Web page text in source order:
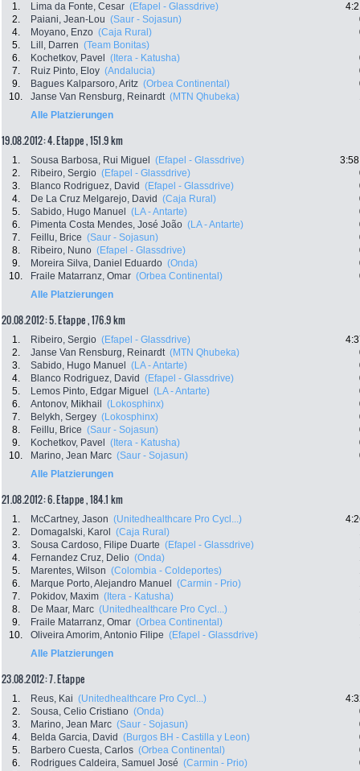
1. Lima da Fonte, Cesar (Efapel - Glassdrive)
2.
Paiani, Jean-Lou (Saur - Sojasun)
4.
Moyano, Enzo (Caja Rural)
5.
Lill, Darren (Team Bonitas)
6.
Kochetkov, Pavel (Itera - Katusha)
7.
Ruiz Pinto, Eloy (Andalucia)
9.
Bagues Kalparsoro, Aritz (Orbea Continental)
10.
Janse Van Rensburg, Reinardt (MTN Qhubeka)
Alle Platzierungen
19.08.2012: 4. Etappe , 151.9 km
1. Sousa Barbosa, Rui Miguel (Efapel - Glassdrive)
2.
Ribeiro, Sergio (Efapel - Glassdrive)
3.
Blanco Rodriguez, David (Efapel - Glassdrive)
4.
De La Cruz Melgarejo, David (Caja Rural)
5.
Sabido, Hugo Manuel (LA - Antarte)
6.
Pimenta Costa Mendes, José João (LA - Antarte)
7.
Feillu, Brice (Saur - Sojasun)
8.
Ribeiro, Nuno (Efapel - Glassdrive)
9.
Moreira Silva, Daniel Eduardo (Onda)
10.
Fraile Matarranz, Omar (Orbea Continental)
Alle Platzierungen
20.08.2012: 5. Etappe , 176.9 km
1. Ribeiro, Sergio (Efapel - Glassdrive)
2.
Janse Van Rensburg, Reinardt (MTN Qhubeka)
3.
Sabido, Hugo Manuel (LA - Antarte)
4.
Blanco Rodriguez, David (Efapel - Glassdrive)
5.
Lemos Pinto, Edgar Miguel (LA - Antarte)
6.
Antonov, Mikhail (Lokosphinx)
7.
Belykh, Sergey (Lokosphinx)
8.
Feillu, Brice (Saur - Sojasun)
9.
Kochetkov, Pavel (Itera - Katusha)
10.
Marino, Jean Marc (Saur - Sojasun)
Alle Platzierungen
21.08.2012: 6. Etappe , 184.1 km
1. McCartney, Jason (Unitedhealthcare Pro Cycl...)
2.
Domagalski, Karol (Caja Rural)
3.
Sousa Cardoso, Filipe Duarte (Efapel - Glassdrive)
4.
Fernandez Cruz, Delio (Onda)
5.
Marentes, Wilson (Colombia - Coldeportes)
6.
Marque Porto, Alejandro Manuel (Carmin - Prio)
7.
Pokidov, Maxim (Itera - Katusha)
8.
De Maar, Marc (Unitedhealthcare Pro Cycl...)
9.
Fraile Matarranz, Omar (Orbea Continental)
10.
Oliveira Amorim, Antonio Filipe (Efapel - Glassdrive)
Alle Platzierungen
23.08.2012: 7. Etappe
1. Reus, Kai (Unitedhealthcare Pro Cycl...)
2.
Sousa, Celio Cristiano (Onda)
3.
Marino, Jean Marc (Saur - Sojasun)
4.
Belda Garcia, David (Burgos BH - Castilla y Leon)
5.
Barbero Cuesta, Carlos (Orbea Continental)
6.
Rodrigues Caldeira, Samuel José (Carmin - Prio)